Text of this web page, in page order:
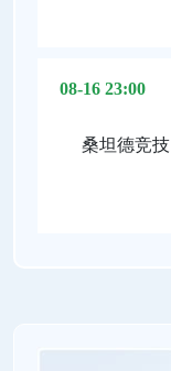
08-16 23:00
桑坦德竞技